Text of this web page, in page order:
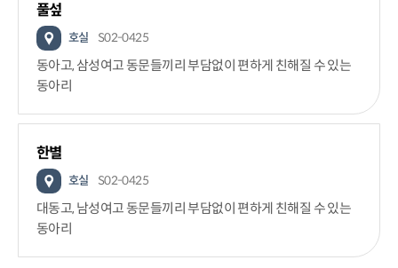
풀섶
호실 S02-0425
동아고, 삼성여고 동문들끼리 부담없이 편하게 친해질 수 있는
동아리
한별
호실 S02-0425
대동고, 남성여고 동문들끼리 부담없이 편하게 친해질 수 있는
동아리